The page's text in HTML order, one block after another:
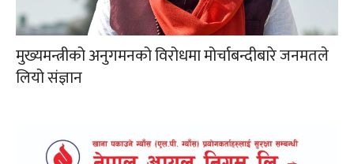
मुख्यमन्त्रीको अनुगमनको विरोधमा मोर्चाबन्दीबारे जनमतले
लियो संज्ञान